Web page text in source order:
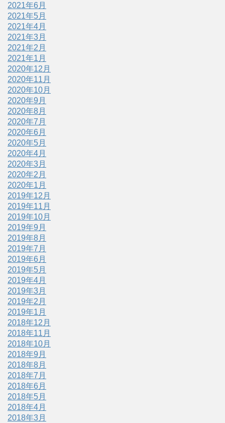
2021年6月
2021年5月
2021年4月
2021年3月
2021年2月
2021年1月
2020年12月
2020年11月
2020年10月
2020年9月
2020年8月
2020年7月
2020年6月
2020年5月
2020年4月
2020年3月
2020年2月
2020年1月
2019年12月
2019年11月
2019年10月
2019年9月
2019年8月
2019年7月
2019年6月
2019年5月
2019年4月
2019年3月
2019年2月
2019年1月
2018年12月
2018年11月
2018年10月
2018年9月
2018年8月
2018年7月
2018年6月
2018年5月
2018年4月
2018年3月